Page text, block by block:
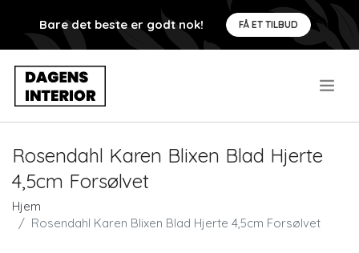
Bare det beste er godt nok! FÅ ET TILBUD
Rosendahl Karen Blixen Blad Hjerte
4,5cm Forsølvet
Hjem
Rosendahl Karen Blixen Blad Hjerte 4,5cm Forsølvet